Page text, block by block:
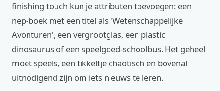
finishing touch kun je attributen toevoegen: een
nep-boek met een titel als 'Wetenschappelijke
Avonturen', een vergrootglas, een plastic
dinosaurus of een speelgoed-schoolbus. Het geheel
moet speels, een tikkeltje chaotisch en bovenal
uitnodigend zijn om iets nieuws te leren.